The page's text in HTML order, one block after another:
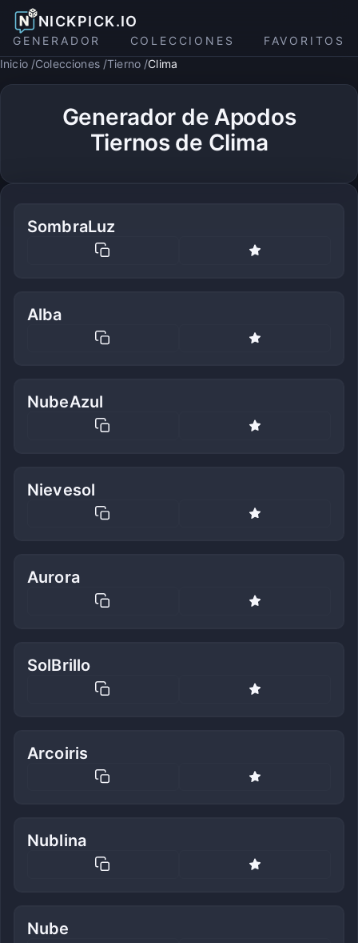
NICKPICK.IO
GENERADOR COLECCIONES
FAVORITOS
Inicio Colecciones Tierno Clima
Generador de Apodos
Tiernos de Clima
SombraLuz
Alba
NubeAzul
Nievesol
Aurora
SolBrillo
Arcoiris
Nublina
Nube